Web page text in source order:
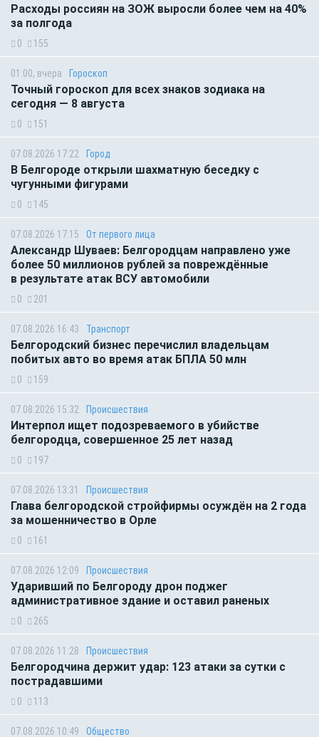
Расходы россиян на ЗОЖ выросли более чем на 40%
за полгода
0 155
01:00, вчера Гороскоп
Точный гороскоп для всех знаков зодиака на
сегодня — 8 августа
0 151
07.08.2026 17:22 Город
В Белгороде открыли шахматную беседку с
чугунными фигурами
0 145
07.08.2026 17:15 От первого лица
Александр Шуваев: Белгородцам направлено уже
более 50 миллионов рублей за повреждённые
в результате атак ВСУ автомобили
0 201
07.08.2026 16:43 Транспорт
Белгородский бизнес перечислил владельцам
побитых авто во время атак БПЛА 50 млн
0 159
07.08.2026 15:32 Происшествия
Интерпол ищет подозреваемого в убийстве
белгородца, совершенное 25 лет назад
0 197
07.08.2026 13:31 Происшествия
Глава белгородской стройфирмы осуждён на 2 года
за мошенничество в Орле
0 161
07.08.2026 12:09 Происшествия
Ударивший по Белгороду дрон поджег
административное здание и оставил раненых
0 265
07.08.2026 11:28 Происшествия
Белгородчина держит удар: 123 атаки за сутки с
пострадавшими
0 113
07.08.2026 10:49 Общество